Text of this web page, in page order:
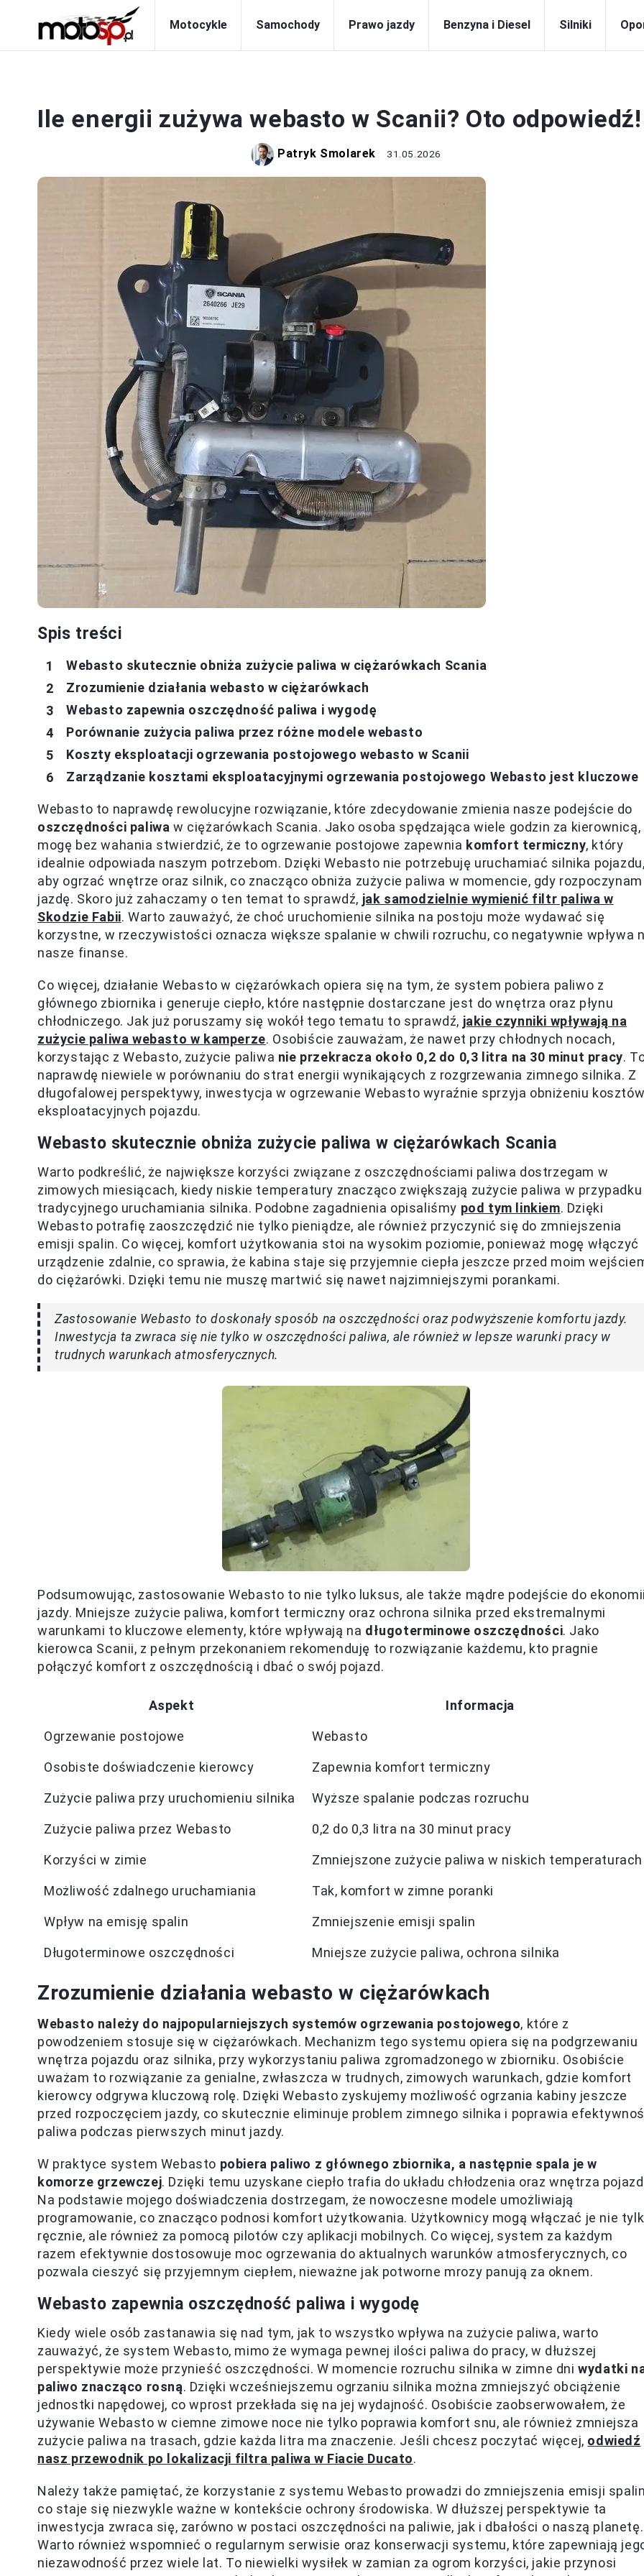
Motocykle Samochody Prawo jazdy Benzyna i Diesel Silniki
Ile energii zużywa webasto w Scanii? Oto odpowiedź!
Patryk Smolarek 31.05.2026
Spis treści
Webasto skutecznie obniża zużycie paliwa w ciężarówkach Scania
Zrozumienie działania webasto w ciężarówkach
Webasto zapewnia oszczędność paliwa i wygodę
Porównanie zużycia paliwa przez różne modele webasto
Koszty eksploatacji ogrzewania postojowego webasto w Scanii
Zarządzanie kosztami eksploatacyjnymi ogrzewania postojowego Webasto jest kluczowe
Webasto to naprawdę rewolucyjne rozwiązanie, które zdecydowanie zmienia nasze podejście do
oszczędności paliwa w ciężarówkach Scania. Jako osoba spędzająca wiele godzin za kierownicą,
mogę bez wahania stwierdzić, że to ogrzewanie postojowe zapewnia komfort termiczny, który
idealnie odpowiada naszym potrzebom. Dzięki Webasto nie potrzebuję uruchamiać silnika
aby ogrzać wnętrze oraz silnik, co znacząco obniża zużycie paliwa w momencie, gdy rozpoczynam
jazdę. Skoro już zahaczamy o ten temat to sprawdź, jak samodzielnie wymienić filtr paliwa w
Skodzie Fabii. Warto zauważyć, że choć uruchomienie silnika na postoju może wydawać się
korzystne, w rzeczywistości oznacza większe spalanie w chwili rozruchu, co negatywnie wpływa
nasze finanse.
Co więcej, działanie Webasto w ciężarówkach opiera się na tym, że system pobiera paliwo z
głównego zbiornika i generuje ciepło, które następnie dostarczane jest do wnętrza oraz płynu
chłodniczego. Jak już poruszamy się wokół tego tematu to sprawdź, jakie czynniki wpływają na
zużycie paliwa webasto w kamperze. Osobiście zauważam, że nawet przy chłodnych nocach,
korzystając z Webasto, zużycie paliwa nie przekracza około 0,2 do 0,3 litra na 30 minut pracy.
naprawdę niewiele w porównaniu do strat energii wynikających z rozgrzewania zimnego silnika. Z
długofalowej perspektywy, inwestycja w ogrzewanie Webasto wyraźnie sprzyja obniżeniu
eksploatacyjnych pojazdu.
Webasto skutecznie obniża zużycie paliwa w ciężarówkach Scania
Warto podkreślić, że największe korzyści związane z oszczędnościami paliwa dostrzegam w
zimowych miesiącach, kiedy niskie temperatury znacząco zwiększają zużycie paliwa w przypadku
tradycyjnego uruchamiania silnika. Podobne zagadnienia opisaliśmy pod tym linkiem. Dzięki
Webasto potrafię zaoszczędzić nie tylko pieniądze, ale również przyczynić się do zmniejszenia
emisji spalin. Co więcej, komfort użytkowania stoi na wysokim poziomie, ponieważ mogę włączyć
urządzenie zdalnie, co sprawia, że kabina staje się przyjemnie ciepła jeszcze przed moim
do ciężarówki. Dzięki temu nie muszę martwić się nawet najzimniejszymi porankami.
Zastosowanie Webasto to doskonały sposób na oszczędności oraz podwyższenie komfortu jazdy.
Inwestycja ta zwraca się nie tylko w oszczędności paliwa, ale również w lepsze warunki pracy w
trudnych warunkach atmosferycznych.
Podsumowując, zastosowanie Webasto to nie tylko luksus, ale także mądre podejście do
jazdy. Mniejsze zużycie paliwa, komfort termiczny oraz ochrona silnika przed ekstremalnymi
warunkami to kluczowe elementy, które wpływają na długoterminowe oszczędności. Jako
kierowca Scanii, z pełnym przekonaniem rekomenduję to rozwiązanie każdemu, kto pragnie
połączyć komfort z oszczędnością i dbać o swój pojazd.
Aspekt Informacja
Ogrzewanie postojowe Webasto
Osobiste doświadczenie kierowcy Zapewnia komfort termiczny
Zużycie paliwa przy uruchomieniu silnika Wyższe spalanie podczas rozruchu
Zużycie paliwa przez Webasto 0,2 do 0,3 litra na 30 minut pracy
Korzyści w zimie Zmniejszone zużycie paliwa w niskich temperaturach
Możliwość zdalnego uruchamiania Tak, komfort w zimne poranki
Wpływ na emisję spalin Zmniejszenie emisji spalin
Długoterminowe oszczędności Mniejsze zużycie paliwa, ochrona silnika
Zrozumienie działania webasto w ciężarówkach
Webasto należy do najpopularniejszych systemów ogrzewania postojowego, które z
powodzeniem stosuje się w ciężarówkach. Mechanizm tego systemu opiera się na podgrzewaniu
wnętrza pojazdu oraz silnika, przy wykorzystaniu paliwa zgromadzonego w zbiorniku. Osobiście
uważam to rozwiązanie za genialne, zwłaszcza w trudnych, zimowych warunkach, gdzie komfort
kierowcy odgrywa kluczową rolę. Dzięki Webasto zyskujemy możliwość ogrzania kabiny jeszcze
przed rozpoczęciem jazdy, co skutecznie eliminuje problem zimnego silnika i poprawia
paliwa podczas pierwszych minut jazdy.
W praktyce system Webasto pobiera paliwo z głównego zbiornika, a następnie spala je w
komorze grzewczej. Dzięki temu uzyskane ciepło trafia do układu chłodzenia oraz wnętrza
Na podstawie mojego doświadczenia dostrzegam, że nowoczesne modele umożliwiają
programowanie, co znacząco podnosi komfort użytkowania. Użytkownicy mogą włączać je nie
ręcznie, ale również za pomocą pilotów czy aplikacji mobilnych. Co więcej, system za każdym
razem efektywnie dostosowuje moc ogrzewania do aktualnych warunków atmosferycznych, co
pozwala cieszyć się przyjemnym ciepłem, nieważne jak potworne mrozy panują za oknem.
Webasto zapewnia oszczędność paliwa i wygodę
Kiedy wiele osób zastanawia się nad tym, jak to wszystko wpływa na zużycie paliwa, warto
zauważyć, że system Webasto, mimo że wymaga pewnej ilości paliwa do pracy, w dłuższej
perspektywie może przynieść oszczędności. W momencie rozruchu silnika w zimne dniwydatki
paliwo znacząco rosną. Dzięki wcześniejszemu ogrzaniu silnika można zmniejszyć obciążenie
jednostki napędowej, co wprost przekłada się na jej wydajność. Osobiście zaobserwowałem, że
używanie Webasto w ciemne zimowe noce nie tylko poprawia komfort snu, ale również zmniejsza
zużycie paliwa na trasach, gdzie każda litra ma znaczenie. Jeśli chcesz poczytać więcej, odwiedź
nasz przewodnik po lokalizacji filtra paliwa w Fiacie Ducato.
Należy także pamiętać, że korzystanie z systemu Webasto prowadzi do zmniejszenia emisji
co staje się niezwykle ważne w kontekście ochrony środowiska. W dłuższej perspektywie ta
inwestycja zwraca się, zarówno w postaci oszczędności na paliwie, jak i dbałości o naszą planetę.
Warto również wspomnieć o regularnym serwisie oraz konserwacji systemu, które zapewniają
niezawodność przez wiele lat. To niewielki wysiłek w zamian za ogrom korzyści, jakie przynosi